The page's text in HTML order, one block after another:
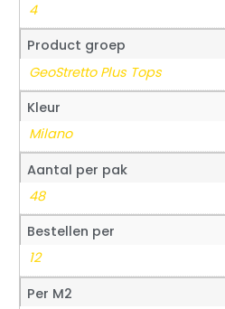
4
Product groep
GeoStretto Plus Tops
Kleur
Milano
Aantal per pak
48
Bestellen per
12
Per M2